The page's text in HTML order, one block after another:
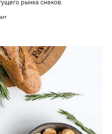
рынка снеков.